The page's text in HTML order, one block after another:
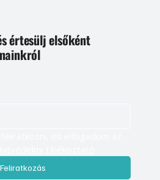
értesülj elsőként
Feliratkozás